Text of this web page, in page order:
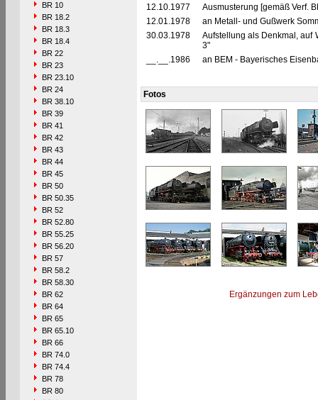
BR 10
BR 18.2
BR 18.3
BR 18.4
BR 22
BR 23
BR 23.10
BR 24
BR 38.10
BR 39
BR 41
BR 42
BR 43
BR 44
BR 45
BR 50
BR 50.35
BR 52
BR 52.80
BR 55.25
BR 56.20
BR 57
BR 58.2
BR 58.30
BR 62
BR 64
BR 65
BR 65.10
BR 66
BR 74.0
BR 74.4
BR 78
BR 80
12.10.1977
Ausmusterung [gemäß Verf.
12.01.1978
an Metall- und Gußwerk
30.03.1978
Aufstellung als Denkmal, auf
3"
__.__.1986
an BEM - Bayerisches
Fotos
Ergänzungen zum